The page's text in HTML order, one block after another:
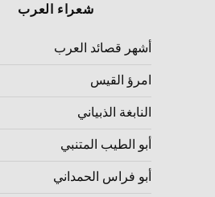
شعراء العرب
أشهر قصائد العرب
امرؤ القيس
النابغة الذبياني
أبو الطيب المتنبي
أبو فراس الحمداني